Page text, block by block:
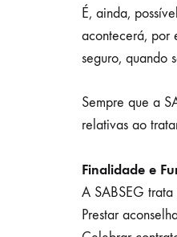
É, ainda,
acontecerá, por
seguro, quando
Sempre que a
relativas ao
Finalidade e
A SABSEG trata
Prestar